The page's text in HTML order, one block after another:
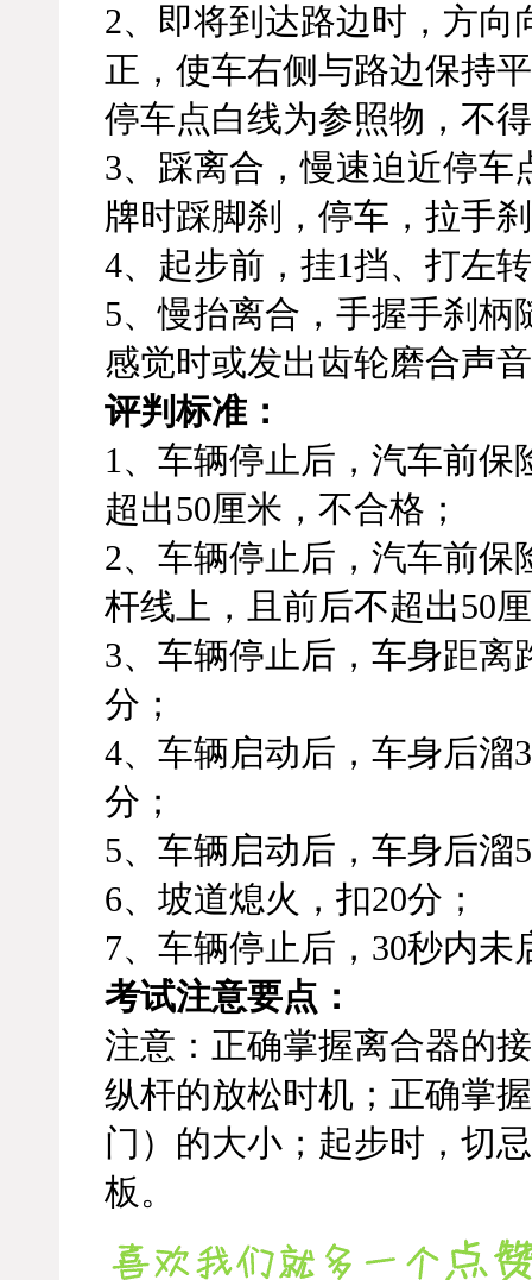
2、即将到达路边时，方
正，使车右侧与路边保持
停车点白线为参照物，不
3、踩离合，慢速迫近停
牌时踩脚刹，停车，拉手
4、起步前，挂1挡、打左
5、慢抬离合，手握手刹
感觉时或发出齿轮磨合声
评判标准：
1、车辆停止后，汽车前
超出50厘米，不合格；
2、车辆停止后，汽车前
杆线上，且前后不超出50
3、车辆停止后，车身距离
分；
4、车辆启动后，车身后溜
分；
5、车辆启动后，车身后溜
6、坡道熄火，扣20分；
7、车辆停止后，30秒内
考试注意要点：
注意：正确掌握离合器的
纵杆的放松时机；正确掌
门）的大小；起步时，切
板。